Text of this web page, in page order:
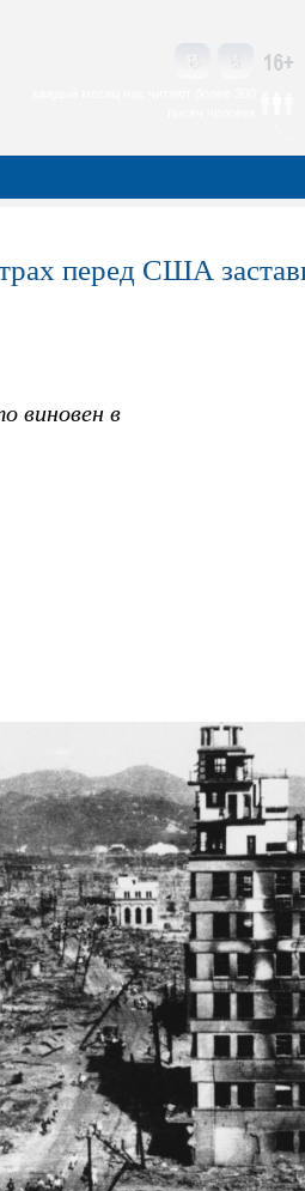
перед США
виновен в